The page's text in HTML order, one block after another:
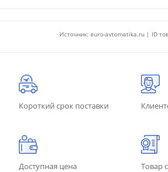
Источник: euro-avtomatika.ru | ID
Короткий срок поставки
Доступная цена Товар